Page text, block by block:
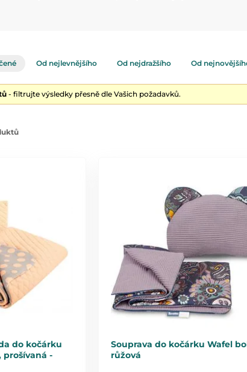
Od nejlevnějšího Od nejdražšího Od
- filtrujte výsledky přesně dle Vašich požadavků.
do kočárku
prošívaná -
Souprava do kočárku Wafel
růžová